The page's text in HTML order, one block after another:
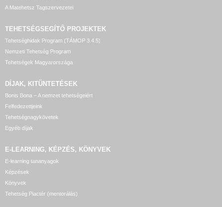
A Matehetsz Tagszervezetei
TEHETSÉGSEGÍTŐ PROJEKTEK
Tehetséghidak Program (TÁMOP 3.4.5)
Nemzeti Tehetség Program
Tehetségek Magyarországa
DÍJAK, KITÜNTETÉSEK
Bonis Bona – A nemzet tehetségeiért
Felfedezettjeink
Tehetségnagykövetek
Egyéb díjak
E-LEARNING, KÉPZÉS, KÖNYVEK
E-learning tananyagok
Képzések
Könyvek
Tehetség Piactér (mentorálás)